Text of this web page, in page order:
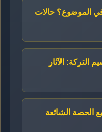
الموضوع؟ حالات
التركة: الآثار
الحصة الشائعة